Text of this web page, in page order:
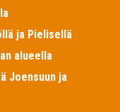
ja Pielisellä
alueella
Joensuun ja